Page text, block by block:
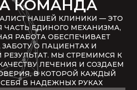
КОМАНДА
НАШЕЙ КЛИНИКИ — ЭТО
ЕДИНОГО МЕХАНИЗМА,
РАБОТА ОБЕСПЕЧИВАЕТ
О ПАЦИЕНТАХ И
МЫ СТРЕМИМСЯ К
ЛЕЧЕНИЯ И СОЗДАЕМ
В КОТОРОЙ КАЖДЫЙ
СЕБЯ В НАДЕЖНЫХ РУКАХ